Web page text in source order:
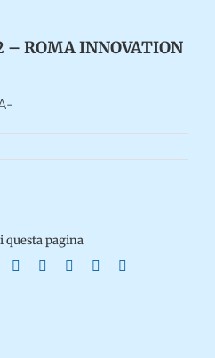
– ROMA INNOVATION
questa pagina
LinkedInWhatsApp
TumblrPinterest